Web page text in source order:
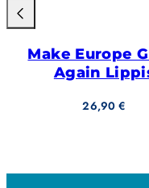
Make Europe
Again
Hinta
26,90 €
Liu'uta
vasemmalle